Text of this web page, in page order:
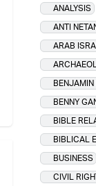
ANALYSIS
ANTI
ARAB
BENJAMIN
BENNY
BIBLE
BIBLICAL
BUSINESS
CIVIL